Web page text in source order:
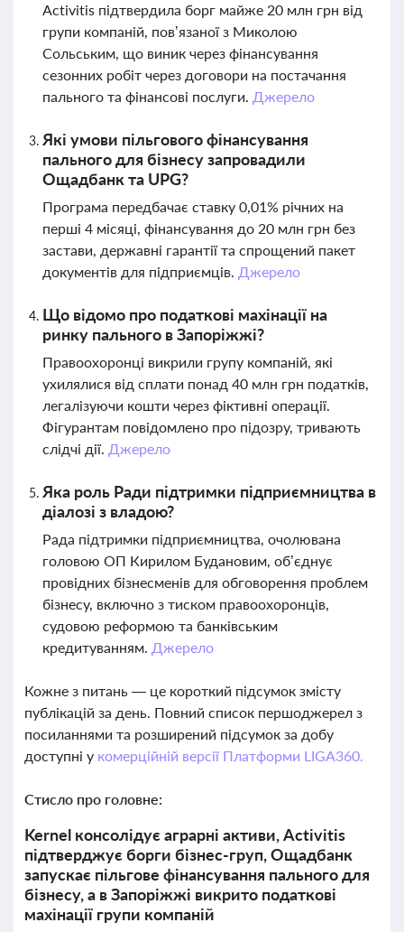
Activitis підтвердила борг майже 20 млн грн від
групи компаній, пов’язаної з Миколою
Сольським, що виник через фінансування
сезонних робіт через договори на постачання
пального та фінансові послуги. Джерело
Які умови пільгового фінансування
пального для бізнесу запровадили
Ощадбанк та UPG?
Програма передбачає ставку 0,01% річних на
перші 4 місяці, фінансування до 20 млн грн без
застави, державні гарантії та спрощений пакет
документів для підприємців. Джерело
Що відомо про податкові махінації на
ринку пального в Запоріжжі?
Правоохоронці викрили групу компаній, які
ухилялися від сплати понад 40 млн грн податків,
легалізуючи кошти через фіктивні операції.
Фігурантам повідомлено про підозру, тривають
слідчі дії. Джерело
Яка роль Ради підтримки підприємництва в
діалозі з владою?
Рада підтримки підприємництва, очолювана
головою ОП Кирилом Будановим, об’єднує
провідних бізнесменів для обговорення проблем
бізнесу, включно з тиском правоохоронців,
судовою реформою та банківським
кредитуванням. Джерело
Кожне з питань — це короткий підсумок змісту
публікацій за день. Повний список першоджерел з
посиланнями та розширений підсумок за добу
доступні у комерційній версії Платформи LIGA360.
Стисло про головне:
Kernel консолідує аграрні активи, Activitis
підтверджує борги бізнес-груп, Ощадбанк
запускає пільгове фінансування пального для
бізнесу, а в Запоріжжі викрито податкові
махінації групи компаній